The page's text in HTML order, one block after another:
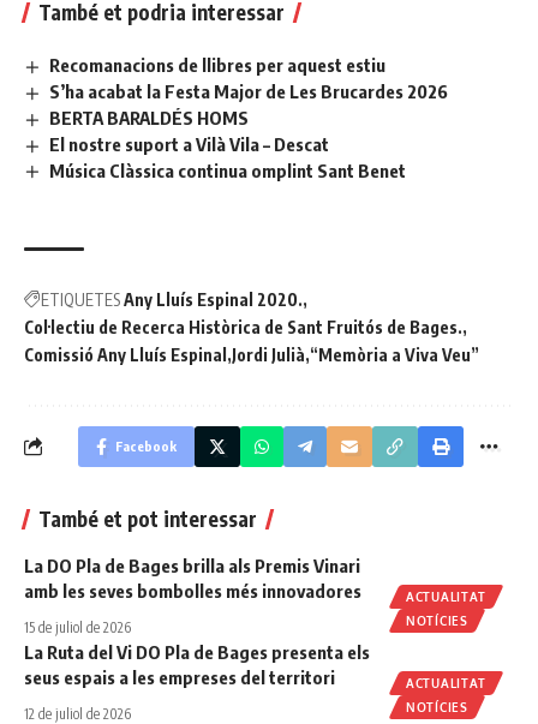
També et podria interessar
Recomanacions de llibres per aquest estiu
S’ha acabat la Festa Major de Les Brucardes 2026
BERTA BARALDÉS HOMS
El nostre suport a Vilà Vila – Descat
Música Clàssica continua omplint Sant Benet
ETIQUETESAny Lluís Espinal 2020.
Col·lectiu de Recerca Històrica de Sant Fruitós de Bages.
Comissió Any Lluís Espinal Jordi Julià “Memòria a Viva Veu”
Facebook
També et pot interessar
ACTUALITAT
NOTÍCIES
La DO Pla de Bages brilla als Premis Vinari
amb les seves bombolles més innovadores
15 de juliol de 2026
ACTUALITAT
NOTÍCIES
La Ruta del Vi DO Pla de Bages presenta els
seus espais a les empreses del territori
12 de juliol de 2026